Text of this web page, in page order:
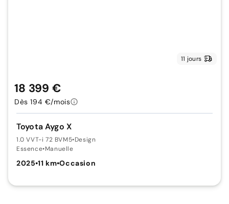
11 jours
Toyota Aygo X
1.0 VVT-i 72 BVM5•Design
Essence•Manuelle
2025•11 km•Occasion
18 399 €
Dès 194 €/mois